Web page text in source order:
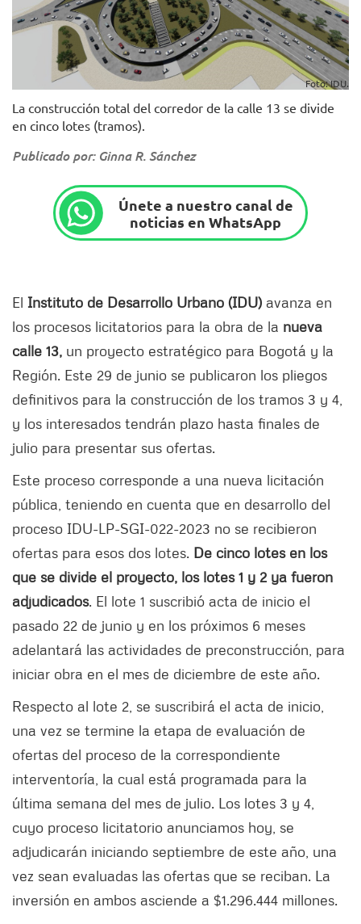
Foto: IDU.
La construcción total del corredor de la calle 13 se divide
en cinco lotes (tramos).
Publicado por: Ginna R. Sánchez
Únete a nuestro canal de
noticias en WhatsApp
El Instituto de Desarrollo Urbano (IDU) avanza en
los procesos licitatorios para la obra de la nueva
calle 13, un proyecto estratégico para Bogotá y la
Región. Este 29 de junio se publicaron los pliegos
definitivos para la construcción de los tramos 3 y 4,
y los interesados tendrán plazo hasta finales de
julio para presentar sus ofertas.
Este proceso corresponde a una nueva licitación
pública, teniendo en cuenta que en desarrollo del
proceso IDU-LP-SGI-022-2023 no se recibieron
ofertas para esos dos lotes. De cinco lotes en los
que se divide el proyecto, los lotes 1 y 2 ya fueron
adjudicados. El lote 1 suscribió acta de inicio el
pasado 22 de junio y en los próximos 6 meses
adelantará las actividades de preconstrucción, para
iniciar obra en el mes de diciembre de este año.
Respecto al lote 2, se suscribirá el acta de inicio,
una vez se termine la etapa de evaluación de
ofertas del proceso de la correspondiente
interventoría, la cual está programada para la
última semana del mes de julio. Los lotes 3 y 4,
cuyo proceso licitatorio anunciamos hoy, se
adjudicarán iniciando septiembre de este año, una
vez sean evaluadas las ofertas que se reciban. La
inversión en ambos asciende a $1.296.444 millones.